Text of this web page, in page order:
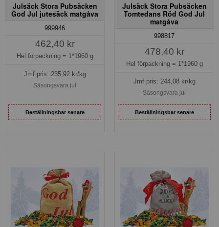
Julsäck Stora Pubsäcken
God Jul jutesäck matgåva
999946
462,40 kr
Hel förpackning = 1*1960 g
Jmf.pris: 235,92kr/kg
Säsongsvara jul
Beställningsbar senare
Julsäck Stora Pubsäcken
Tomtedans Röd God Jul
matgåva
998817
478,40 kr
Hel förpackning = 1*1960 g
Jmf.pris: 244,08kr/kg
Säsongsvara jul
Beställningsbar senare